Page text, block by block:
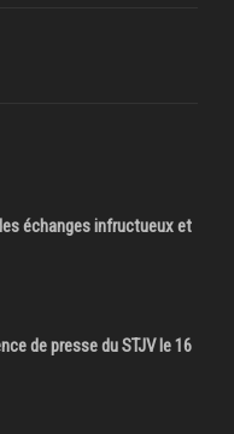
échanges infructueux et
de presse du STJV le 16